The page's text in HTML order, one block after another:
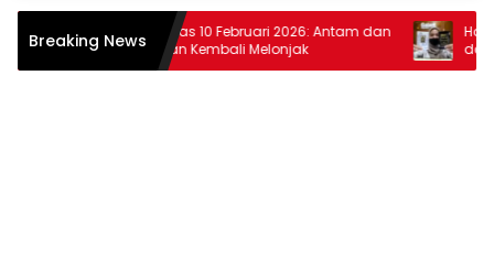
Breaking News
Harga Emas 10 Februari 2026: Antam dan
Pegadaian Kembali Melonjak
Harga
dan